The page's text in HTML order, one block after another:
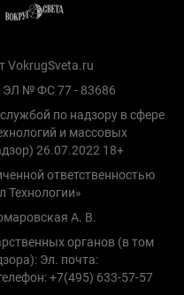
VokrugSveta.ru
ЭЛ № ФС 77 - 83686
по надзору в сфере
и массовых
26.07.2022 18+
ответственностью
А. В.
органов (в том
Эл. почта:
+7(495) 633-57-57